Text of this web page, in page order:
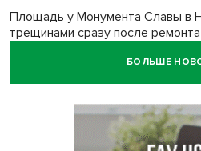
Площадь у Монумента Славы в
трещинами сразу после ремонта
БОЛЬШЕ